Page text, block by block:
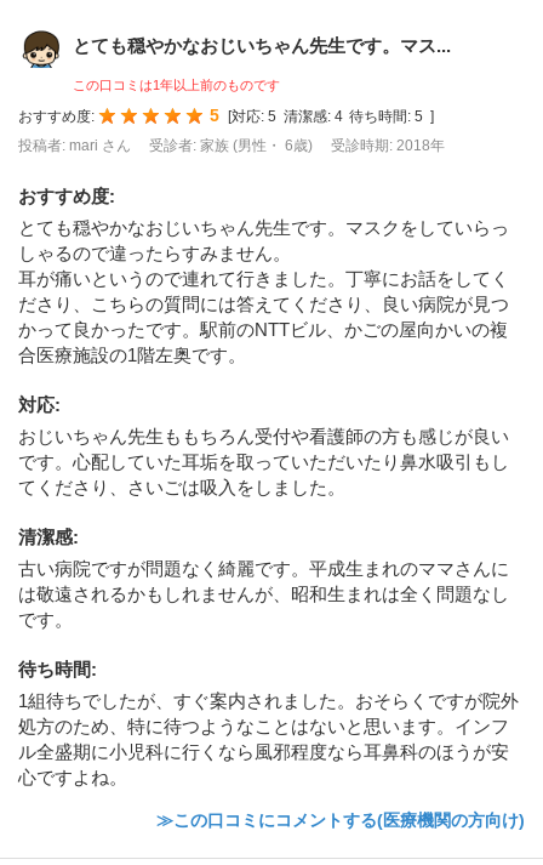
とても穏やかなおじいちゃん先生です。マス...
この口コミは1年以上前のものです
おすすめ度: 5 [対応: 5 清潔感: 4 待ち時間: 5 ]
投稿者: mari さん
受診者: 家族 (男性・ 6歳) 受診時期: 2018年
おすすめ度:
とても穏やかなおじいちゃん先生です。マスクをしていらっ
しゃるので違ったらすみません。
耳が痛いというので連れて行きました。丁寧にお話をしてく
ださり、こちらの質問には答えてくださり、良い病院が見つ
かって良かったです。駅前のNTTビル、かごの屋向かいの複
合医療施設の1階左奥です。
対応:
おじいちゃん先生ももちろん受付や看護師の方も感じが良い
です。心配していた耳垢を取っていただいたり鼻水吸引もし
てくださり、さいごは吸入をしました。
清潔感:
古い病院ですが問題なく綺麗です。平成生まれのママさんに
は敬遠されるかもしれませんが、昭和生まれは全く問題なし
です。
待ち時間:
1組待ちでしたが、すぐ案内されました。おそらくですが院外
処方のため、特に待つようなことはないと思います。インフ
ル全盛期に小児科に行くなら風邪程度なら耳鼻科のほうが安
心ですよね。
≫この口コミにコメントする(医療機関の方向け)